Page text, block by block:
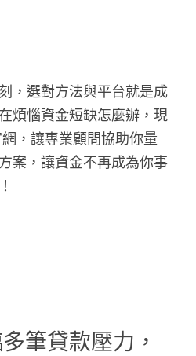
，選對方法與平台就是成
煩惱資金短缺怎麼辦，現
，讓專業顧問協助你量
案，讓資金不再成為你事
筆貸款壓力，